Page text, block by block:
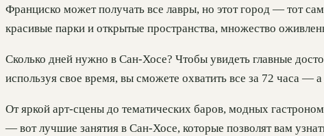
Франциско может получать все лавры, но этот город — тот
красивые парки и открытые пространства, множество
Сколько дней нужно в Сан-Хосе? Чтобы увидеть главные
используя свое время, вы сможете охватить все за 72 часа —
От яркой арт-сцены до тематических баров, модных
— вот лучшие занятия в Сан-Хосе, которые позволят вам